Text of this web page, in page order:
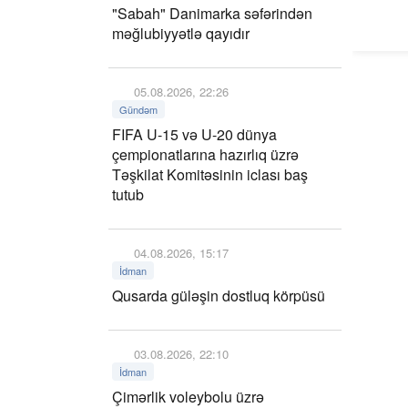
"Sabah" Danimarka səfərindən
məğlubiyyətlə qayıdır
05.08.2026, 22:26
Gündəm
FIFA U-15 və U-20 dünya
çempionatlarına hazırlıq üzrə
Təşkilat Komitəsinin iclası baş
tutub
04.08.2026, 15:17
İdman
Qusarda güləşin dostluq körpüsü
03.08.2026, 22:10
İdman
Çimərlik voleybolu üzrə